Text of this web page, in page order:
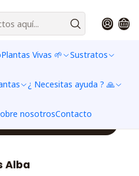
Plantas Vivas 🌱 Sustratos
¿ Necesitas ayuda ? 🙏
nosotrosContacto
Alba